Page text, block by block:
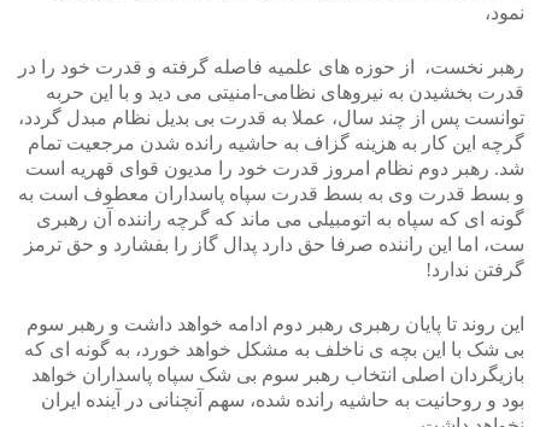
نمود،
رهبر نخست، از حوزه های علمیه فاصله گرفته و قدرت خود را در
قدرت بخشیدن به نیروهای نظامی-امنیتی می دید و با این حربه
توانست پس از چند سال، عملا به قدرت بی بدیل نظام مبدل گردد،
گرچه این کار به هزینه گزاف به حاشیه رانده شدن مرجعیت تمام
شد. رهبر دوم نظام امروز قدرت خود را مدیون قوای قهریه است
و بسط قدرت وی به بسط قدرت سپاه پاسداران معطوف است به
گونه ای که سپاه به اتومبیلی می ماند که گرچه راننده آن رهبری
ست، اما این راننده صرفا حق دارد پدال گاز را بفشارد و حق ترمز
گرفتن ندارد!
این روند تا پایان رهبری رهبر دوم ادامه خواهد داشت و رهبر سوم
بی شک با این بچه ی ناخلف به مشکل خواهد خورد، به گونه ای که
بازیگردان اصلی انتخاب رهبر سوم بی شک سپاه پاسداران خواهد
بود و روحانیت به حاشیه رانده شده، سهم آنچنانی در آینده ایران